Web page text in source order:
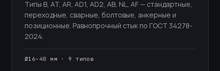
Типы B, AT, AR, AD1, AD2, AB, NL, AF — стандартные,
переходные, сварные, болтовые, анкерные и
позиционные. Равнопрочный стык по ГОСТ 34278-
2024.
Ø16–40 мм · 9 типов